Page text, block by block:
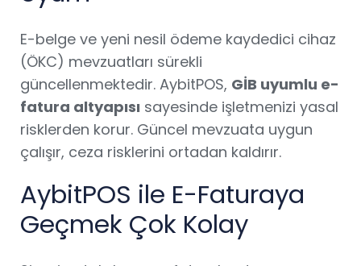
E-belge ve yeni nesil ödeme kaydedici cihaz
(ÖKC) mevzuatları sürekli
güncellenmektedir. AybitPOS, GİB uyumlu e-
fatura altyapısı sayesinde işletmenizi yasal
risklerden korur. Güncel mevzuata uygun
çalışır, ceza risklerini ortadan kaldırır.
AybitPOS ile E-Faturaya
Geçmek Çok Kolay